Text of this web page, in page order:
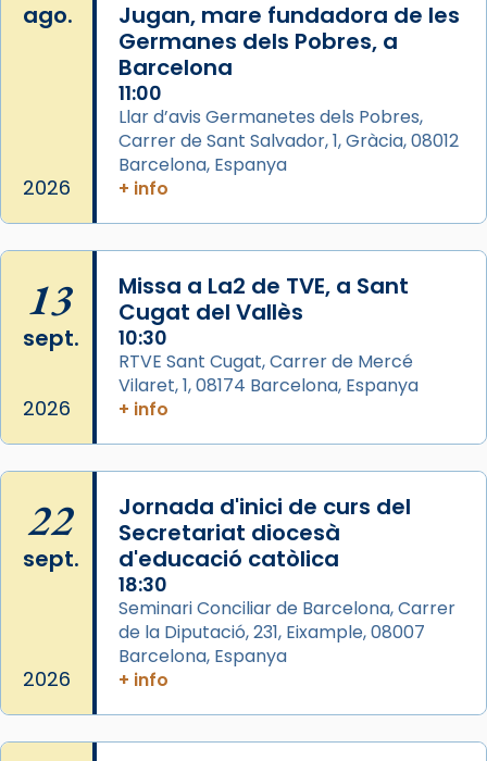
Aquest dilluns, 27 de juliol, ha tingut lloc la
missa d’acció de gràcies en agraïment al
comitè organitzador de la visita apostòlica
del Sant Pare Lleó XIV a Barcelona, i als
col·laboradors, a la Catedral de Barcelona.
L’arquebisbe de Barcelona, el cardenal Joan
Josep Omella, ha presidit la missa i l’ha
concelebrat el bisbe auxiliar de Barcelona,
Mons. David Abadías.
📸 Dr. G. Simón
View on Facebook · Share
Arquebisbat de Barcelona
Memòria de les santes Juliana i
Semproniana, verges i màrtirs.
Acompanyant la història de sant Cugat, a
partir de l’Edat Mitjana sorgeix la tradició
que les santes Juliana (“relatiu a Júlia”) i
Semproniana (“relatiu a Semprònia =
eterna”) són deixebles seves. I l’any 1667, el
frare Joan Gaspar Roig, afirma en una obra
ago.
2026
Jugan, mare fundadora de les
Germanes dels Pobres, a
Barcelona
11:00
Llar d’avis Germanetes dels Pobres,
Carrer de Sant Salvador, 1, Gràcia, 08012
Barcelona, Espanya
+ info
13
sept.
2026
Missa a La2 de TVE, a Sant
Cugat del Vallès
10:30
RTVE Sant Cugat, Carrer de Mercé
Vilaret, 1, 08174 Barcelona, Espanya
+ info
22
sept.
2026
Jornada d'inici de curs del
Secretariat diocesà
d'educació catòlica
18:30
Seminari Conciliar de Barcelona, Carrer
de la Diputació, 231, Eixample, 08007
Barcelona, Espanya
+ info